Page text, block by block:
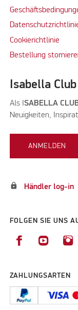
Cookierichtlinie
Bestellung
Isabella
Als ISABELLA
Neuigkeiten,
ANMELDEN
lock Händler log-in
FOLGEN SIE UNS
ZAHLUNGSARTEN